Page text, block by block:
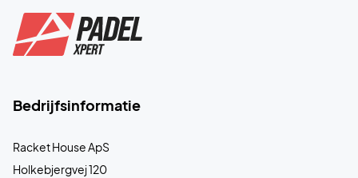
Bedrijfsinformatie
Racket House ApS
Holkebjergvej 120